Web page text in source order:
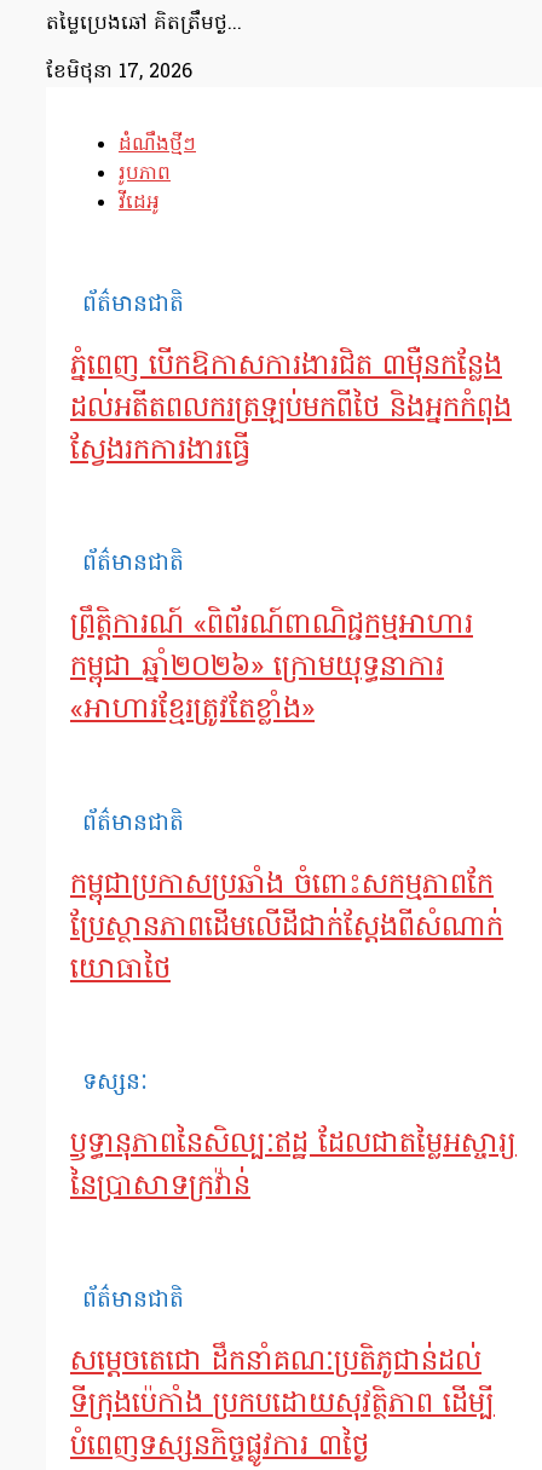
តម្លៃប្រេងឆៅ គិតត្រឹមថ្ង...
ខែ​មិថុនា 17, 2026
ដំណឹងថ្មីៗ
រូបភាព
វីដេអូ
ព័ត៌មានជាតិ
ភ្នំពេញ បើកឱកាសការងារជិត ៣ម៉ឺនកន្លែង
ដល់អតីតពលករត្រឡប់មកពីថៃ និងអ្នកកំពុង
ស្វែងរកការងារធ្វើ
ព័ត៌មានជាតិ
ព្រឹត្តិការណ៍ «ពិព័រណ៍ពាណិជ្ជកម្មអាហារ
កម្ពុជា ឆ្នាំ២០២៦» ក្រោមយុទ្ធនាការ
«អាហារខ្មែរត្រូវតែខ្លាំង»
ព័ត៌មានជាតិ
កម្ពុជាប្រកាសប្រឆាំង ចំពោះសកម្មភាពកែ
ប្រែស្ថានភាពដើមលើដីជាក់ស្តែងពីសំណាក់
យោធាថៃ
ទស្សនៈ
ឫទ្ធានុភាពនៃសិល្បៈឥដ្ឋ ដែលជាតម្លៃអស្ចារ្យ
នៃប្រាសាទក្រវ៉ាន់
ព័ត៌មានជាតិ
សម្តេចតេជោ ដឹកនាំគណៈប្រតិភូជាន់ដល់
ទីក្រុងប៉េកាំង ប្រកបដោយសុវត្ថិភាព ដើម្បី
បំពេញទស្សនកិច្ចផ្លូវការ ៣ថ្ងៃ